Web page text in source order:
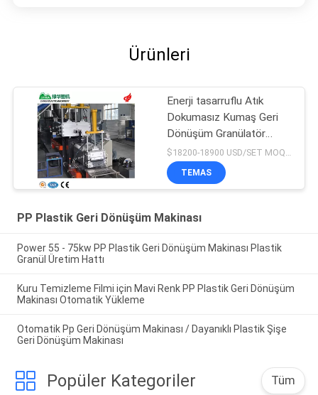
Ürünleri
Enerji tasarruflu Atık
Dokumasız Kumaş Geri
Dönüşüm Granülatör
Makinesi Fiyatı
$18200-18900 USD/SET MOQ:1 Set
TEMAS
PP Plastik Geri Dönüşüm Makinası
Power 55 - 75kw PP Plastik Geri Dönüşüm Makinası Plastik
Granül Üretim Hattı
Kuru Temizleme Filmi için Mavi Renk PP Plastik Geri Dönüşüm
Makinası Otomatik Yükleme
Otomatik Pp Geri Dönüşüm Makinası / Dayanıklı Plastik Şişe
Geri Dönüşüm Makinası
Popüler Kategoriler Tüm